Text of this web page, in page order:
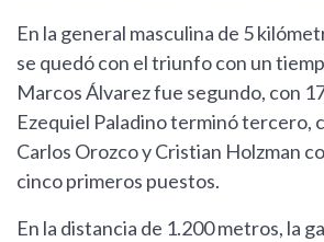
En la general masculina de 5
se quedó con el triunfo con un
Marcos Álvarez fue segundo, con
Ezequiel Paladino terminó tercero,
Carlos Orozco y Cristian Holzman
cinco primeros puestos.
En la distancia de 1.200 metros, la